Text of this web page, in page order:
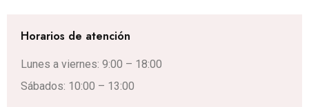
Horarios de atención
Lunes a viernes: 9:00 – 18:00
Sábados: 10:00 – 13:00